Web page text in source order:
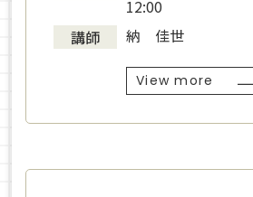
12:00
講師
納 佳世
View more